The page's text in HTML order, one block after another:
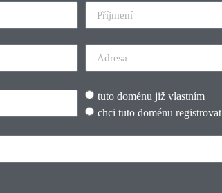
tuto doménu již vlastním
chci tuto doménu registrovat